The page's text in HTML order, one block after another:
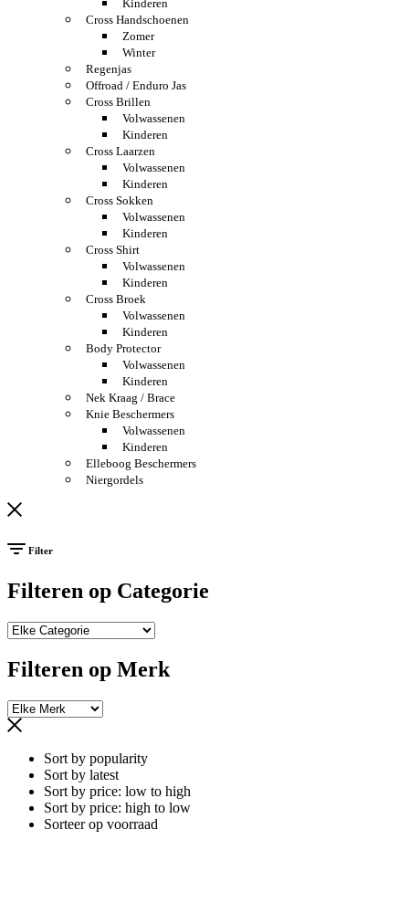
Kinderen
Cross Handschoenen
Zomer
Winter
Regenjas
Offroad / Enduro Jas
Cross Brillen
Volwassenen
Kinderen
Cross Laarzen
Volwassenen
Kinderen
Cross Sokken
Volwassenen
Kinderen
Cross Shirt
Volwassenen
Kinderen
Cross Broek
Volwassenen
Kinderen
Body Protector
Volwassenen
Kinderen
Nek Kraag / Brace
Knie Beschermers
Volwassenen
Kinderen
Elleboog Beschermers
Niergordels
Filter
Filteren op Categorie
Filteren op Merk
Sort by popularity
Sort by latest
Sort by price: low to high
Sort by price: high to low
Sorteer op voorraad